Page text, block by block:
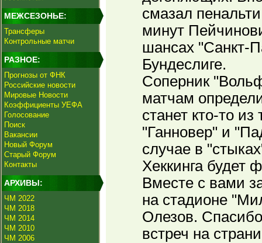
МЕЖСЕЗОНЬЕ:
Трансферы
Контрольные матчи
РАЗНОЕ:
Прогнозы от ФНК
Российские новости
Мировые Новости
Коэффициенты УЕФА
Голосование
Поиск
Вакансии
Новый Форум
Старый Форум
Контакты
АРХИВЫ:
ЧМ 2022
ЧМ 2018
ЧМ 2014
ЧМ 2010
ЧМ 2006
смазал
минут
шансах "Санкт-
Бундеслиге.
Соперник
матчам
станет кто-то
"Ганновер" и
случае в
Хеккинга будет
Вместе с вами
на стадионе
Олезов.
встреч на